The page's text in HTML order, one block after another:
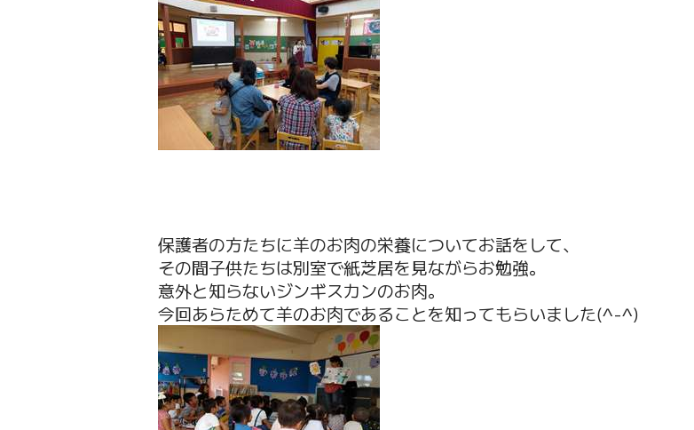
保護者の方たちに羊のお肉の栄養についてお話をして、
その間子供たちは別室で紙芝居を見ながらお勉強。
意外と知らないジンギスカンのお肉。
今回あらためて羊のお肉であることを知ってもらいました(^-^)